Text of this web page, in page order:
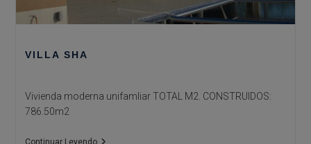
VILLA SHA
Vivienda moderna unifamliar TOTAL M2. CONSTRUIDOS:
786.50m2
Continuar LeyendoVilla